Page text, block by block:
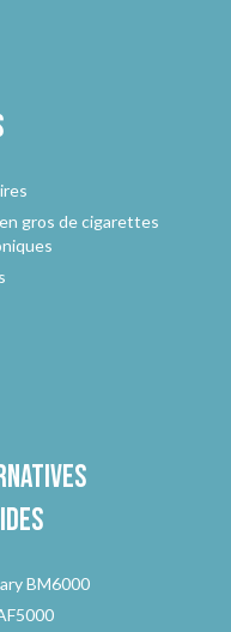
gros de cigarettes
BM6000